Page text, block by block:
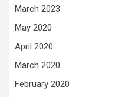
March 2023
May 2020
April 2020
March 2020
February 2020